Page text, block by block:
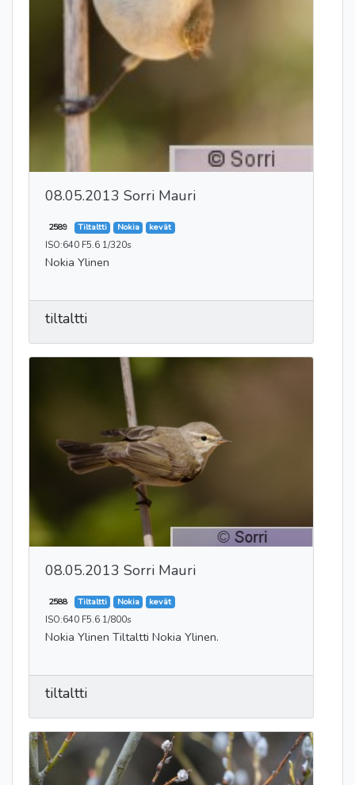
08.05.2013 Sorri Mauri
2589 Tiltaltti Nokia kevät
ISO:640 F5.6 1/320s
Nokia Ylinen
tiltaltti
08.05.2013 Sorri Mauri
2588 Tiltaltti Nokia kevät
ISO:640 F5.6 1/800s
Nokia Ylinen Tiltaltti Nokia Ylinen.
tiltaltti